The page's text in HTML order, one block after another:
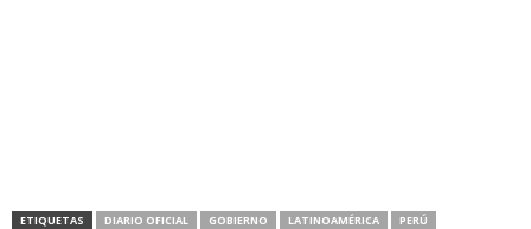
ETIQUETAS DIARIO OFICIAL GOBIERNO LATINOAMÉRICA PERÚ